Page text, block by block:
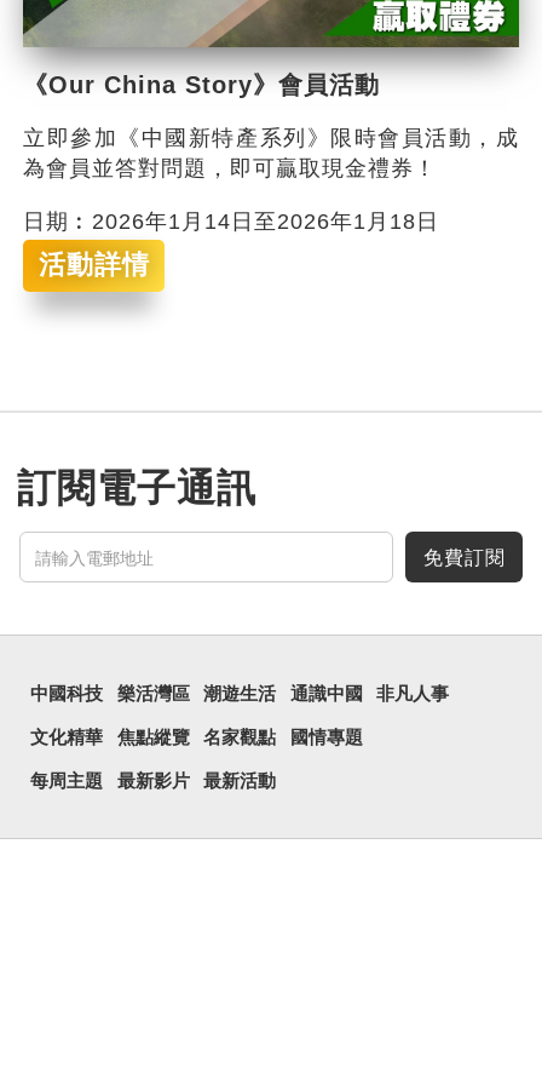
《Our China Story》會員活動
立即參加《中國新特產系列》限時會員活動，成
為會員並答對問題，即可贏取現金禮券！
日期︰2026年1月14日至2026年1月18日
活動詳情
訂閱電子通訊
免費訂閱
中國科技 樂活灣區 潮遊生活 通識中國 非凡人事
文化精華 焦點縱覽 名家觀點 國情專題
每周主題 最新影片 最新活動